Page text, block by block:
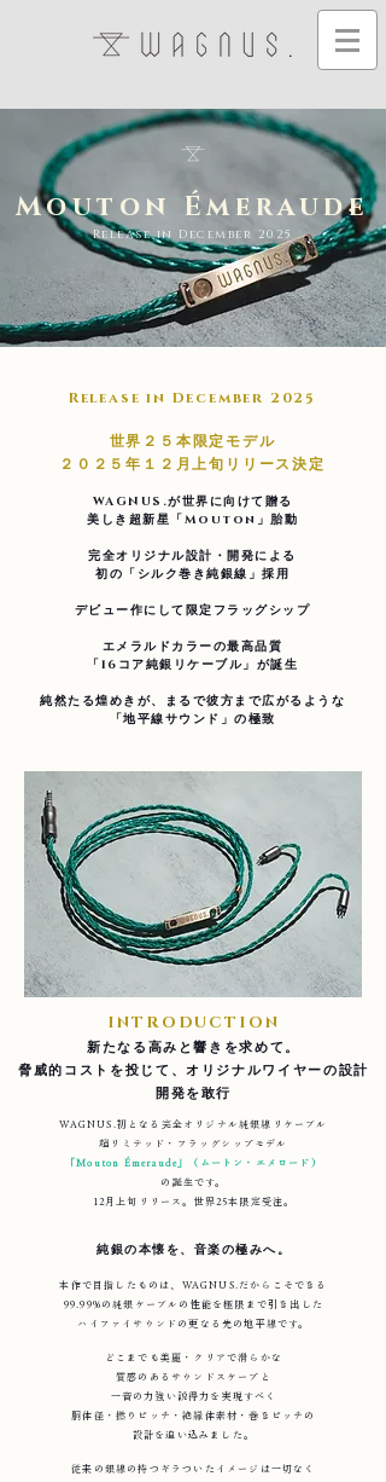
Mouton Émeraude
Release in December 2025
Release in December 2025
世界２５本限定モデル
２０２５年１２月上旬リリース決定
WAGNUS.が世界に向けて贈る
美しき超新星「Mouton」胎動
完全オリジナル設計・開発による
初の「シルク巻き純銀線」採用
デビュー作にして限定フラッグシップ
エメラルドカラーの最高品質
「16コア純銀リケーブル」が誕生
純然たる煌めきが、​まるで彼方まで広がるような
「地平線サウンド」の極致
INTRODUCTION
​新たなる高みと響きを求めて。
脅威的コストを投じて、オリジナルワイヤーの設計
開発を敢行
WAGNUS.初となる完全オリジナル純銀線リケーブル
超リミテッド・フラッグシップモデル
「Mouton Émeraude」（ムートン・エメロード）
の誕生です。
12月上旬リリース。世界25本限定受注。
純銀の本懐を、音楽の極みへ。
本作で目指したものは、WAGNUS.だからこそできる
99.99%の純銀ケーブルの性能を極限まで引き出した
ハイファイサウンドの更なる先の地平線です。
どこまでも美麗・クリアで滑らかな
質感のあるサウンドスケープと
一音の力強い説得力を実現すべく
胴体径・撚りピッチ・絶縁体素材・巻きピッチの
設計を追い込みました。
従来の銀線の持つギラついたイメージは一切なく